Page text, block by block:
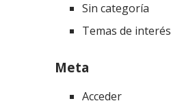
Sin categoría
Temas de interés
Meta
Acceder